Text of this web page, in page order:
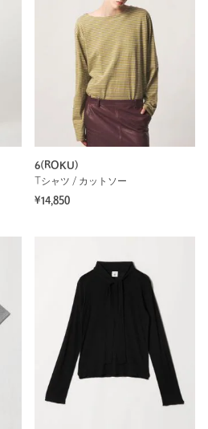
6(ROKU)
Tシャツ / カットソー
¥14,850